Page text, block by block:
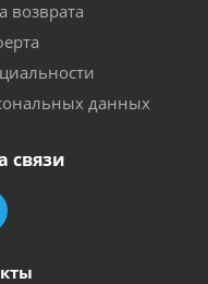
возврата
данных
связи